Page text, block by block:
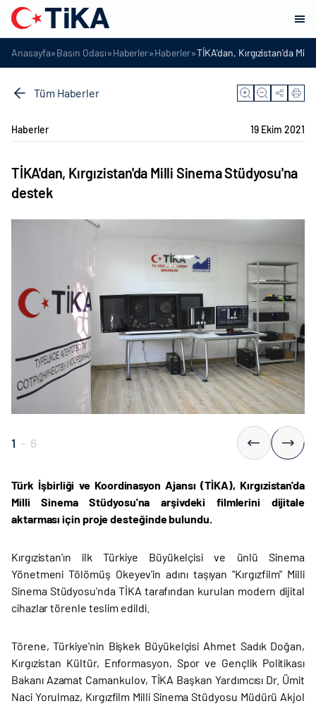
Anasayfa»Basın Odası»Haberler»Haberler»TİKA'dan, Kırgızistan'da
Tüm Haberler
Haberler 19 Ekim 2021
TİKA'dan, Kırgızistan'da Milli Sinema Stüdyosu'na
destek
1 - 6
Türk İşbirliği ve Koordinasyon Ajansı (TİKA), Kırgızistan'da
Milli Sinema Stüdyosu'na arşivdeki filmlerini dijitale
aktarması için proje desteğinde bulundu.
Kırgızistan'ın ilk Türkiye Büyükelçisi ve ünlü Sinema
Yönetmeni Tölömüş Okeyev'in adını taşıyan "Kırgızfilm" Milli
Sinema Stüdyosu'nda TİKA tarafından kurulan modern dijital
cihazlar törenle teslim edildi.
Törene, Türkiye'nin Bişkek Büyükelçisi Ahmet Sadık Doğan,
Kırgızistan Kültür, Enformasyon, Spor ve Gençlik Politikası
Bakanı Azamat Camankulov, TİKA Başkan Yardımcısı Dr. Ümit
Naci Yorulmaz, Kırgızfilm Milli Sinema Stüdyosu Müdürü Akjol